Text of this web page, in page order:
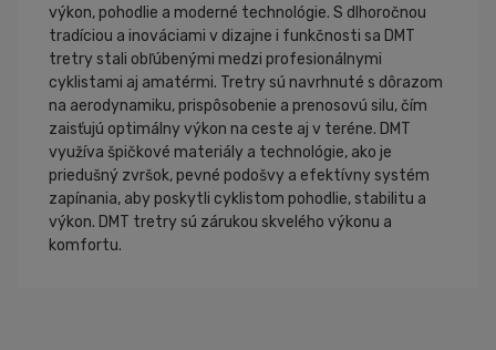
výkon, pohodlie a moderné technológie. S dlhoročnou
tradíciou a inováciami v dizajne i funkčnosti sa DMT
tretry stali obľúbenými medzi profesionálnymi
cyklistami aj amatérmi. Tretry sú navrhnuté s dôrazom
na aerodynamiku, prispôsobenie a prenosovú silu, čím
zaisťujú optimálny výkon na ceste aj v teréne. DMT
využíva špičkové materiály a technológie, ako je
priedušný zvršok, pevné podošvy a efektívny systém
zapínania, aby poskytli cyklistom pohodlie, stabilitu a
výkon. DMT tretry sú zárukou skvelého výkonu a
komfortu.